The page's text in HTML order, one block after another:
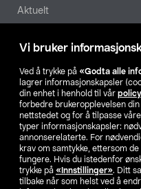
Vi bruker
Ved å trykke på «Godta alle
lagrer informasjonskapsler
din enhet i henhold til vår
forbedre brukeropplevelsen
nettstedet og for å tilpasse
typer informasjonskapsler:
annonserelaterte. For
krav om samtykke, ettersom
fungere. Hvis du istedenfor
trykke på «Innstillinger». Ditt
tilbake når som helst ved å
Aktuelt
Våre selskaper
SE